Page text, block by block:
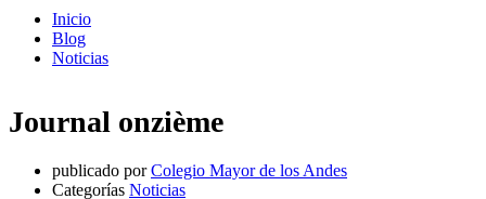
Inicio
Blog
Noticias
Journal onzième
publicado por Colegio Mayor de los Andes
Categorías Noticias